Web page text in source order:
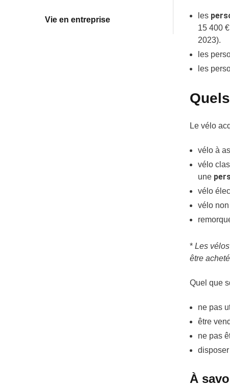
Vie en entreprise les
15 400
2023).
les
les
Le vélo
vélo à
vélo
une
vélo
vélo
* Les
être
Quel que
ne pas
être
ne pas
À